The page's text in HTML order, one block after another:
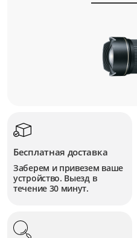
Бесплатная доставка
Заберем и привезем ваше
устройство. Выезд в
течение 30 минут.